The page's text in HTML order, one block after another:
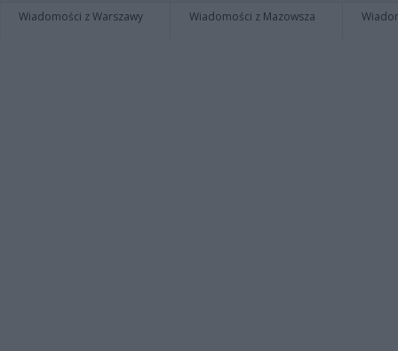
Wiadomości z Warszawy Wiadomości z Mazowsza